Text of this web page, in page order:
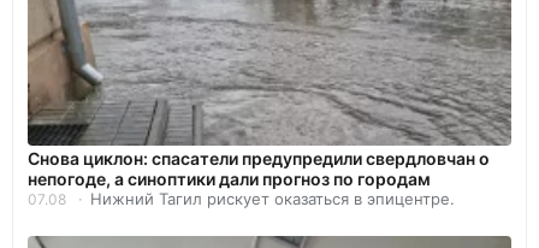
Снова циклон: спасатели предупредили свердловчан о
непогоде, а синоптики дали прогноз по городам
07.08 Нижний Тагил рискует оказаться в эпицентре.